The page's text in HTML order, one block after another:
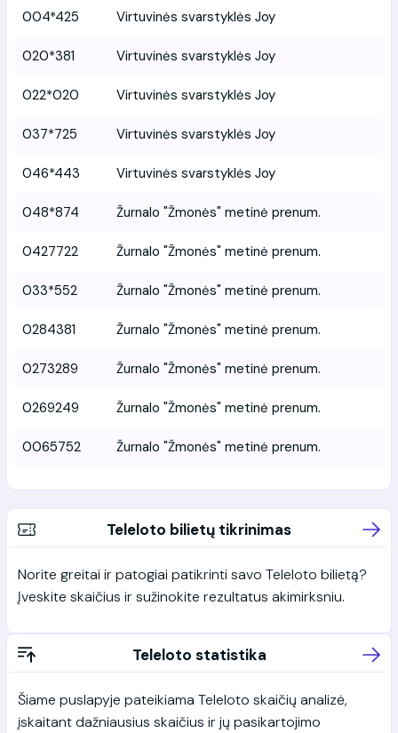
004*425 Virtuvinės svarstyklės Joy
020*381 Virtuvinės svarstyklės Joy
022*020 Virtuvinės svarstyklės Joy
037*725 Virtuvinės svarstyklės Joy
046*443 Virtuvinės svarstyklės Joy
048*874 Žurnalo "Žmonės" metinė prenum.
0427722 Žurnalo "Žmonės" metinė prenum.
033*552 Žurnalo "Žmonės" metinė prenum.
0284381 Žurnalo "Žmonės" metinė prenum.
0273289 Žurnalo "Žmonės" metinė prenum.
0269249 Žurnalo "Žmonės" metinė prenum.
0065752 Žurnalo "Žmonės" metinė prenum.
Teleloto bilietų tikrinimas
Norite greitai ir patogiai patikrinti savo Teleloto bilietą?
Įveskite skaičius ir sužinokite rezultatus akimirksniu.
Teleloto statistika
Šiame puslapyje pateikiama Teleloto skaičių analizė,
įskaitant dažniausius skaičius ir jų pasikartojimo